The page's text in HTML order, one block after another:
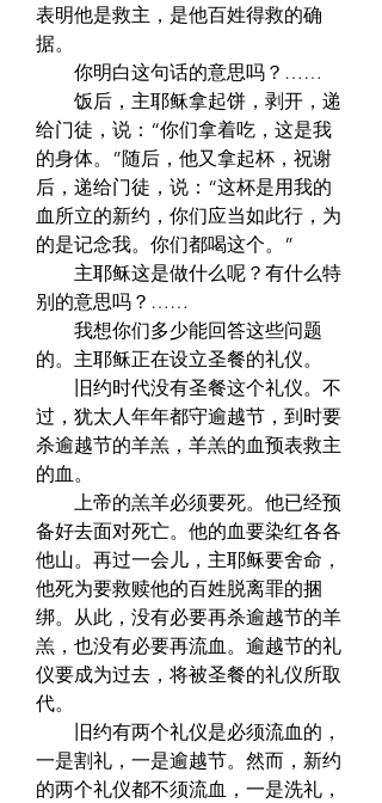
表明他是救主，是他百姓得救的确
据。
你明白这句话的意思吗？……
饭后，主耶稣拿起饼，剥开，递
给门徒，说：“你们拿着吃，这是我
的身体。”随后，他又拿起杯，祝谢
后，递给门徒，说：“这杯是用我的
血所立的新约，你们应当如此行，为
的是记念我。你们都喝这个。”
主耶稣这是做什么呢？有什么特
别的意思吗？……
我想你们多少能回答这些问题
的。主耶稣正在设立圣餐的礼仪。
旧约时代没有圣餐这个礼仪。不
过，犹太人年年都守逾越节，到时要
杀逾越节的羊羔，羊羔的血预表救主
的血。
上帝的羔羊必须要死。他已经预
备好去面对死亡。他的血要染红各各
他山。再过一会儿，主耶稣要舍命，
他死为要救赎他的百姓脱离罪的捆
绑。从此，没有必要再杀逾越节的羊
羔，也没有必要再流血。逾越节的礼
仪要成为过去，将被圣餐的礼仪所取
代。
旧约有两个礼仪是必须流血的，
一是割礼，一是逾越节。然而，新约
的两个礼仪都不须流血，一是洗礼，